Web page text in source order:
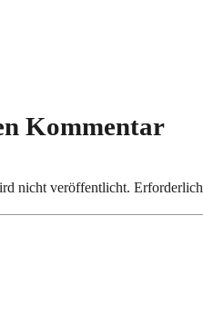
Kommentar
nicht veröffentlicht.